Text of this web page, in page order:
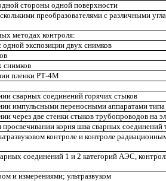
стороны одной поверхности
преобразователями с различными
методах контроля:
экспозиции двух снимков
снимков
пленки РТ-4М
сварных соединений горячих стыков
импульсными переносными аппаратами
через две стенки стыков трубопроводов на
корня шва сварных
контроле и контроле
соединений 1 и 2 категорий АЭС,
и измерениями; ультразвуком